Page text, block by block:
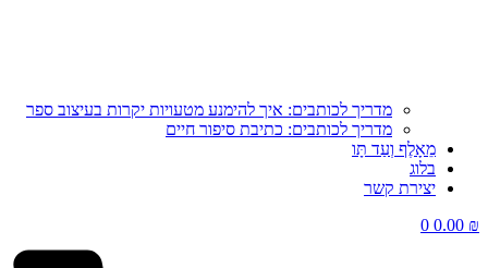
מדריך לכותבים: איך להימנע מטעויות יקרות בעיצוב ספר
מדריך לכותבים: כתיבת סיפור חיים
מֵאָלֶף וְעַד תָּו
בלוג
יצירת קשר
0.00 ₪
0